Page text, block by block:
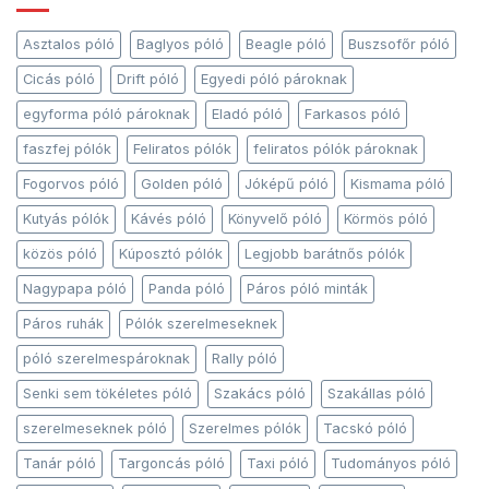
Asztalos póló Baglyos póló Beagle póló Buszsofőr póló
Cicás póló Drift póló Egyedi póló pároknak
egyforma póló pároknak Eladó póló Farkasos póló
faszfej pólók Feliratos pólók feliratos pólók pároknak
Fogorvos póló Golden póló Jóképű póló Kismama póló
Kutyás pólók Kávés póló Könyvelő póló Körmös póló
közös póló Kúposztó pólók Legjobb barátnős pólók
Nagypapa póló Panda póló Páros póló minták
Páros ruhák Pólók szerelmeseknek
póló szerelmespároknak Rally póló
Senki sem tökéletes póló Szakács póló Szakállas póló
szerelmeseknek póló Szerelmes pólók Tacskó póló
Tanár póló Targoncás póló Taxi póló Tudományos póló